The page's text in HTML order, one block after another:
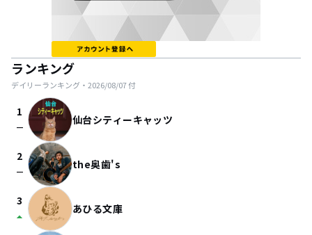
ランキング
デイリーランキング・ 2026/08/07付
1
check_indeterminate_small 仙台シティーキャッツ
2
check_indeterminate_small the奥歯's
3
arrow_drop_up あひる文庫